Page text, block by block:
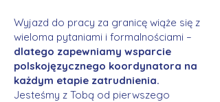
Wyjazd do pracy za granicę wiąże się z
wieloma pytaniami i formalnościami –
dlatego zapewniamy wsparcie
polskojęzycznego koordynatora na
każdym etapie zatrudnienia.
Jesteśmy z Tobą od pierwszego